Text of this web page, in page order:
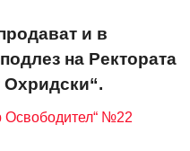
и в
на Ректората
Освободител“ №22